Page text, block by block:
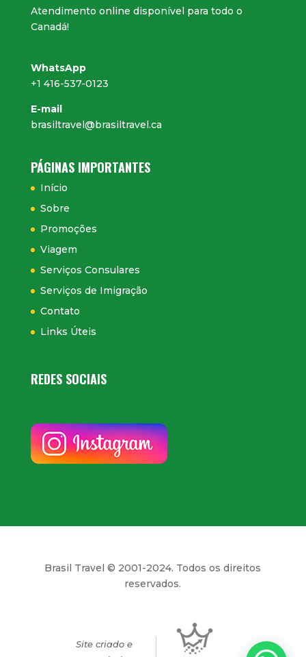
Atendimento online disponível para todo o
Canadá!
WhatsApp
+1 416-537-0123
E-mail
brasiltravel@brasiltravel.ca
PÁGINAS IMPORTANTES
Início
Sobre
Promoções
Viagem
Serviços Consulares
Serviços de Imigração
Contato
Links Úteis
REDES SOCIAIS
Brasil Travel © 2001-2024. Todos os direitos
reservados.
Site criado e